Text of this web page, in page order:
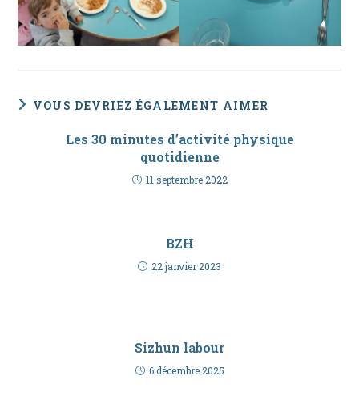
VOUS DEVRIEZ ÉGALEMENT AIMER
Les 30 minutes d’activité physique
quotidienne
11 septembre 2022
BZH
22 janvier 2023
Sizhun labour
6 décembre 2025